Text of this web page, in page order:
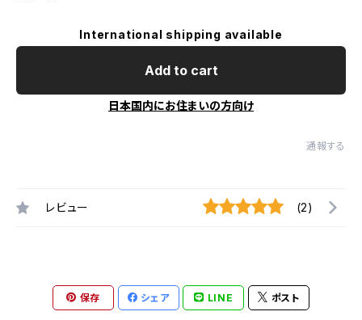
International shipping available
Add to cart
日本国内にお住まいの方向け
通報する
レビュー (2)
保存 シェア LINE ポスト